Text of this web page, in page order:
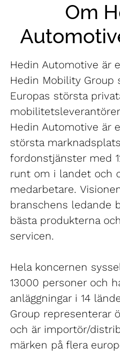
Om
Hedin Automotive är
Hedin Mobility Group
Europas största
Hedin Automotive är
största
fordonstjänster med
runt om i landet och
medarbetare.
branschens ledande
bästa produkterna
servicen.
Hela koncernen
13000 personer och
anläggningar i 14
Group representerar
och är importör/
märken på flera